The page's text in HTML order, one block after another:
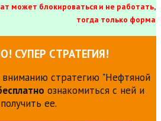
может блокироваться и не работать,
тогда только форма
СУПЕР СТРАТЕГИЯ!
стратегию "Нефтяной
ознакомиться с ней и
получить ее.